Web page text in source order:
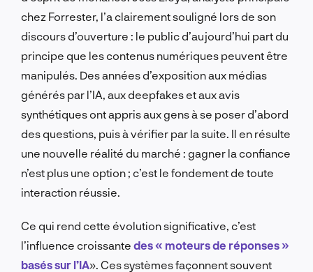
chez Forrester, l’a clairement souligné lors de son
discours d’ouverture : le public d’aujourd’hui part du
principe que les contenus numériques peuvent être
manipulés. Des années d’exposition aux médias
générés par l’IA, aux deepfakes et aux avis
synthétiques ont appris aux gens à se poser d’abord
des questions, puis à vérifier par la suite. Il en résulte
une nouvelle réalité du marché : gagner la confiance
n’est plus une option ; c’est le fondement de toute
interaction réussie.
Ce qui rend cette évolution significative, c’est
l’influence croissante des « moteurs de réponses »
basés sur l’IA». Ces systèmes façonnent souvent